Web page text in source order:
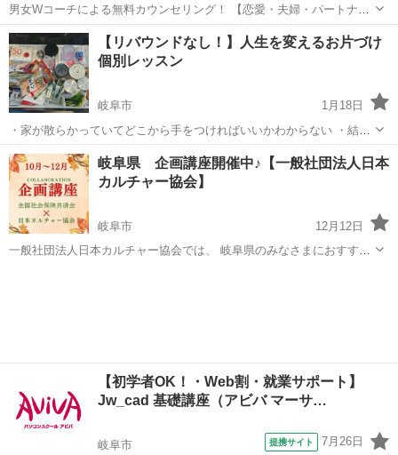
男女Wコーチによる無料カウンセリング！ 【恋愛・夫婦・パートナー
シップで悩んでいるあなたへ】 「どうして、こんなにも苦しいのに、
誰にも言えないんだろう…」 「もう頑張りたくない、でもこのまま終
わりにもしたくない…」 そ...
岐阜 岐阜市 名鉄岐阜駅 その他 コーチ
【リバウンドなし！】人生を変えるお片づけ
個別レッスン
岐阜市
1月18日
・家が散らかっていてどこから手をつければいいかわからない ・結
婚、引っ越しなど、人生や生活が変わるイベントの予定がある ・そろ
そろ終活を考えはじめたい 人生を変えたい・変わりたいと思った時
『空間』『人間関係』『...
岐阜 岐阜市 その他 片づけ
岐阜県 企画講座開催中♪【一般社団法人日本
カルチャー協会】
岐阜市
12月12日
一般社団法人日本カルチャー協会では、 岐阜県のみなさまにおすすめ
【初学者OK！・Web割・就業サポート】
Jw_cad 基礎講座（アビバ マーサ…
岐阜市 提携サイト 7月26日